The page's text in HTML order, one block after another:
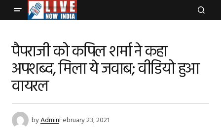
पैपराजी को कपिल शर्मा ने कहा
अपशब्द, मिला ये जवाब; वीडियो हुआ
वायरल
byAdminFebruary 23, 2021